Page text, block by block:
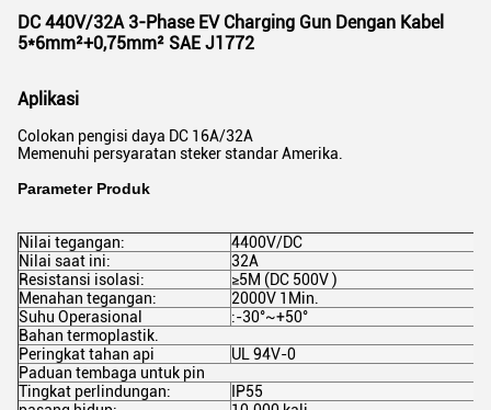
DC 440V/32A 3-Phase EV Charging Gun Dengan Kabel
5*6mm²+0,75mm² SAE J1772
Aplikasi
Colokan pengisi daya DC 16A/32A
Memenuhi persyaratan steker standar Amerika.
Parameter Produk
Nilai tegangan:
4400V/DC
Nilai saat ini:
32A
Resistansi isolasi:
≥5M (DC 500V )
Menahan tegangan:
2000V 1Min.
Suhu Operasional
:-30°~+50°
Bahan termoplastik.
Peringkat tahan api
UL 94V-0
Paduan tembaga untuk pin
Tingkat perlindungan:
IP55